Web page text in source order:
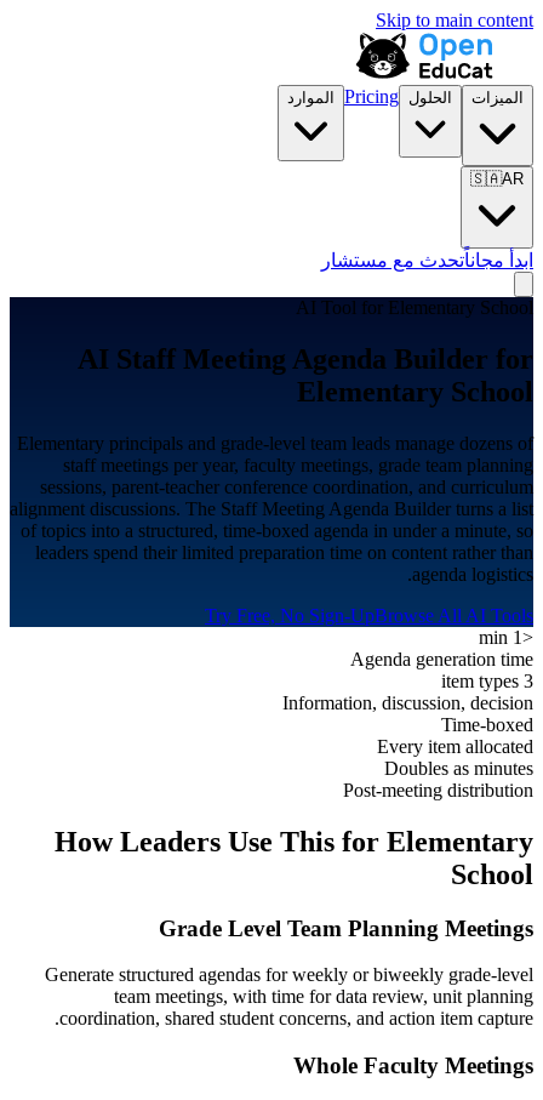
Skip to main content
الميزات الحلول Pricing الموارد
🇸🇦AR
ابدأ مجاناًتحدث مع مستشار
AI Tool for Elementary School
AI Staff Meeting Agenda Builder for
Elementary School
Elementary principals and grade-level team leads manage dozens of
staff meetings per year, faculty meetings, grade team planning
sessions, parent-teacher conference coordination, and curriculum
alignment discussions. The Staff Meeting Agenda Builder turns a list
of topics into a structured, time-boxed agenda in under a minute, so
leaders spend their limited preparation time on content rather than
agenda logistics.
Try Free, No Sign-UpBrowse All AI Tools
<1 min
Agenda generation time
3 item types
Information, discussion, decision
Time-boxed
Every item allocated
Doubles as minutes
Post-meeting distribution
How Leaders Use This for Elementary
School
Grade Level Team Planning Meetings
Generate structured agendas for weekly or biweekly grade-level
team meetings, with time for data review, unit planning
coordination, shared student concerns, and action item capture.
Whole Faculty Meetings